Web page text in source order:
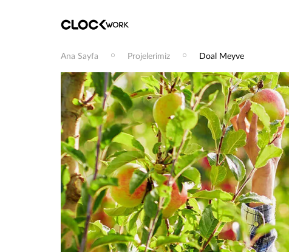
Ana Sayfa Projelerimiz Doal Meyve